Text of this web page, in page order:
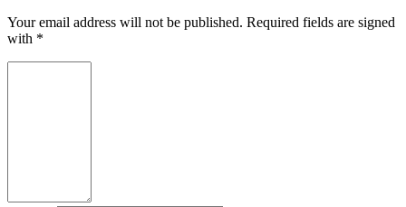
Your email address will not be published. Required fields are signed
with *